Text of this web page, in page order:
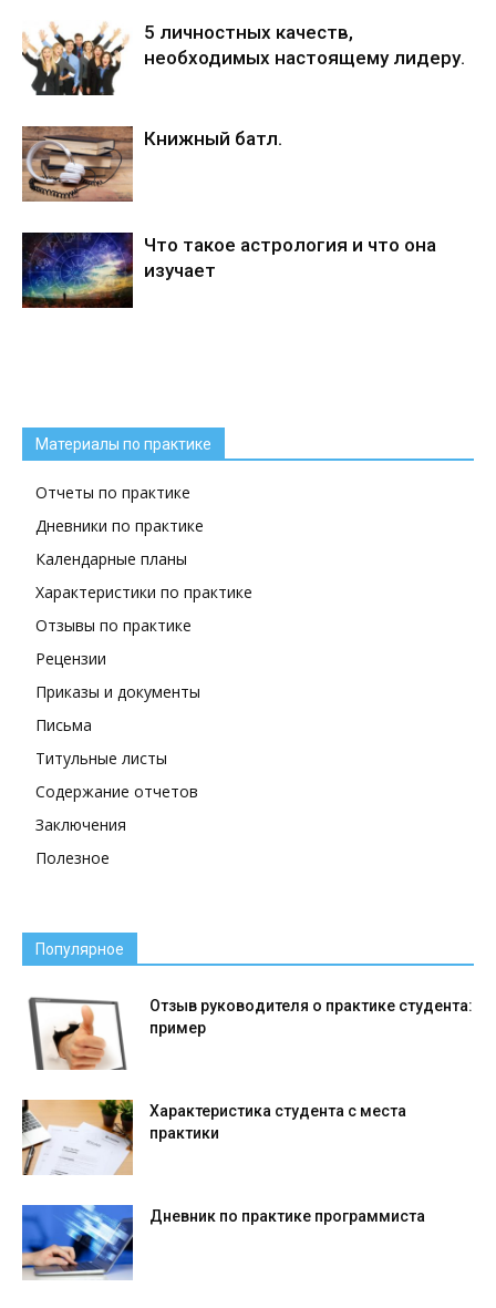
5 личностных качеств,
необходимых настоящему лидеру.
Книжный батл.
Что такое астрология и что она
изучает
Материалы по практике
Отчеты по практике
Дневники по практике
Календарные планы
Характеристики по практике
Отзывы по практике
Рецензии
Приказы и документы
Письма
Титульные листы
Содержание отчетов
Заключения
Полезное
Популярное
Отзыв руководителя о практике студента:
пример
Характеристика студента с места
практики
Дневник по практике программиста